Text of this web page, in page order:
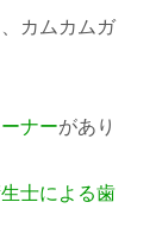
カムカムガ
ナーがあり
士による歯